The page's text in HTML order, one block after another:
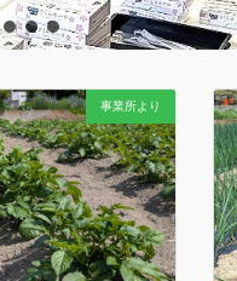
事業所より